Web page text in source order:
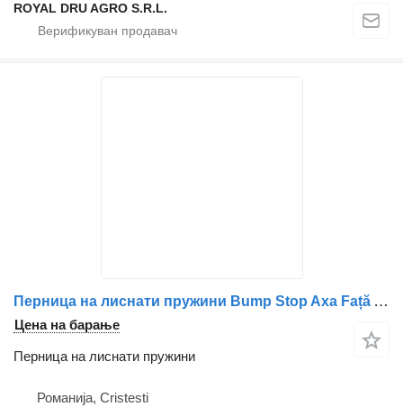
ROYAL DRU AGRO S.R.L.
Перница на лиснати пружини Bump Stop Axa Față A6753240008 / 6753240008 / A9703220009 / 9703 за камион Mercedes-Benz A6753240008 / 6753240008 / A9703220009 / 9703220009
Цена на барање
Перница на лиснати пружини
Романија, Cristesti